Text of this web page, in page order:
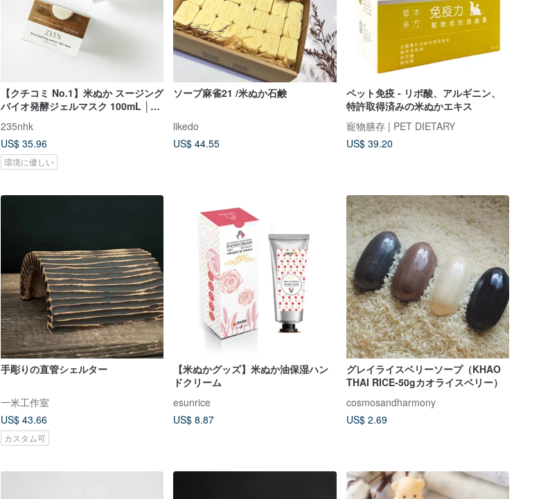
【クチコミ No.1】米ぬか スージング
バイオ発酵ジェルマスク 100mL │敏
感肌ケア、ブライトニング
235nhk
US$ 35.96
環境に優しい
ソープ麻雀21 /米ぬか石鹸
likedo
US$ 44.55
ペット免疫 - リポ酸、アルギニン、
特許取得済みの米ぬかエキス
寵物膳存 | PET DIETARY
US$ 39.20
手彫りの直管シェルター
一米工作室
US$ 43.66
カスタム可
【米ぬかグッズ】米ぬか油保湿ハン
ドクリーム
esunrice
US$ 8.87
グレイライスベリーソープ（KHAO
THAI RICE-50gカオライスベリー）
cosmosandharmony
US$ 2.69